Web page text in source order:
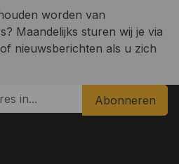
worden van
Maandelijks sturen wij je via
nieuwsberichten als u zich
Abonneren